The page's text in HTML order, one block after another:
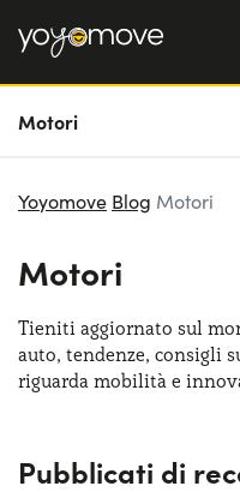
OFFERTE NOLEGGIO
AUTO USATE
CHI SIAMO
La nostra storia
Lavora con noi
COME FUNZIONA
PERCHÉ CONVIENE
Motori
Yoyomove Blog Motori
Motori
Tieniti aggiornato sul
auto, tendenze, consigli
riguarda mobilità e
Pubblicati di